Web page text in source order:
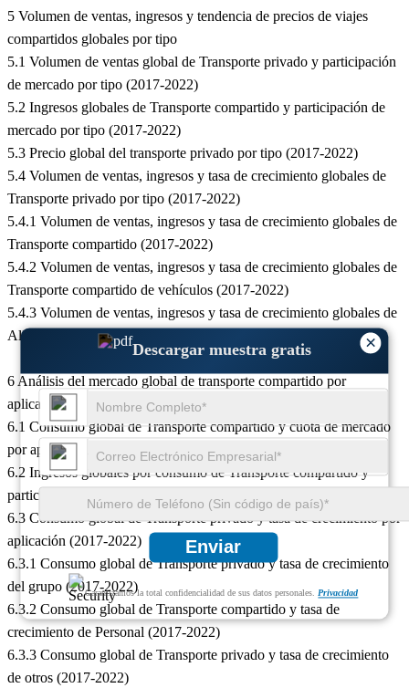
×
Descargar muestra gratis
Enviar
Garantizamos la total confidencialidad de sus datos personales.Privacidad
5 Volumen de ventas, ingresos y tendencia de precios de viajes
compartidos globales por tipo
5.1 Volumen de ventas global de Transporte privado y participación
de mercado por tipo (2017-2022)
5.2 Ingresos globales de Transporte compartido y participación de
mercado por tipo (2017-2022)
5.3 Precio global del transporte privado por tipo (2017-2022)
5.4 Volumen de ventas, ingresos y tasa de crecimiento globales de
Transporte privado por tipo (2017-2022)
5.4.1 Volumen de ventas, ingresos y tasa de crecimiento globales de
Transporte compartido (2017-2022)
5.4.2 Volumen de ventas, ingresos y tasa de crecimiento globales de
Transporte compartido de vehículos (2017-2022)
5.4.3 Volumen de ventas, ingresos y tasa de crecimiento globales de
Alquiler de coches (2017-2022)
6 Análisis del mercado global de transporte compartido por
aplicación
6.1 Consumo global de Transporte compartido y cuota de mercado
por aplicación (2017-2022)
6.2 Ingresos globales por consumo de Transporte compartido y
participación de mercado por aplicación (2017-2022)
6.3 Consumo global de Transporte privado y tasa de crecimiento por
aplicación (2017-2022)
6.3.1 Consumo global de Transporte privado y tasa de crecimiento
del grupo (2017-2022)
6.3.2 Consumo global de Transporte compartido y tasa de
crecimiento de Personal (2017-2022)
6.3.3 Consumo global de Transporte privado y tasa de crecimiento
de otros (2017-2022)